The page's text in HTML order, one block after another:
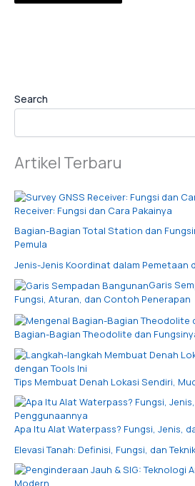
Search
Artikel Terbaru
Receiver: Fungsi dan Cara Pakainya
Bagian-Bagian Total Station dan
Pemula
Jenis-Jenis Koordinat dalam Pemetaan
Garis
Fungsi, Aturan, dan Contoh Penerapan
Bagian-Bagian Theodolite dan
Tips Membuat Denah Lokasi Sendiri,
Apa Itu Alat Waterpass? Fungsi, Jenis,
Elevasi Tanah: Definisi, Fungsi, dan